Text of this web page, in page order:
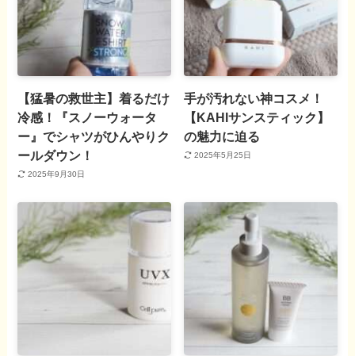
【猛暑の救世主】着るだけ
冷感！『スノーウォータ
ー』でシャツがひんやりク
ールダウン！
2025年9月30日
手が汚れない神コスメ！
【KAHIサンスティック】
の魅力に迫る
2025年5月25日